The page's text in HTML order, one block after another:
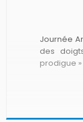
Journée
des
prodigue